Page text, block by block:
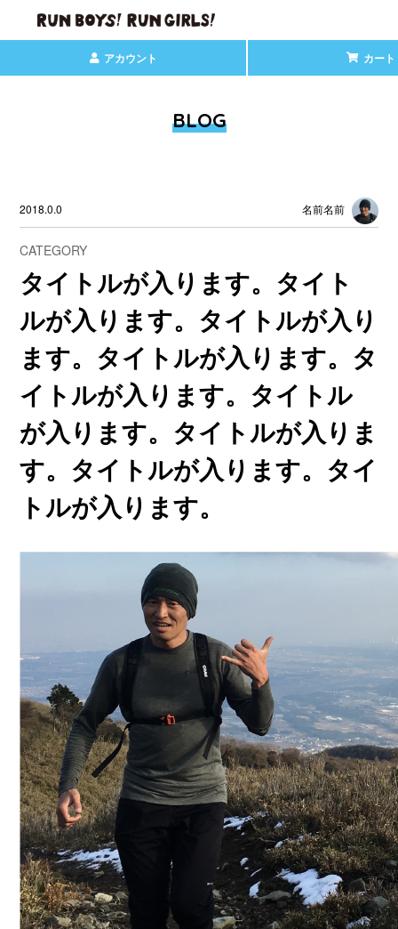
アカウント カート
BLOG
2018.0.0 名前名前
CATEGORY
タイトルが入ります。タイト
ルが入ります。タイトルが入り
ます。タイトルが入ります。タ
イトルが入ります。タイトル
が入ります。タイトルが入りま
す。タイトルが入ります。タイ
トルが入ります。